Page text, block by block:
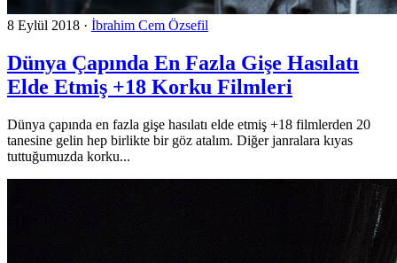
8 Eylül 2018 · İbrahim Cem Özsefil
Dünya Çapında En Fazla Gişe Hasılatı
Elde Etmiş +18 Korku Filmleri
Dünya çapında en fazla gişe hasılatı elde etmiş +18 filmlerden 20
tanesine gelin hep birlikte bir göz atalım. Diğer janralara kıyas
tuttuğumuzda korku...